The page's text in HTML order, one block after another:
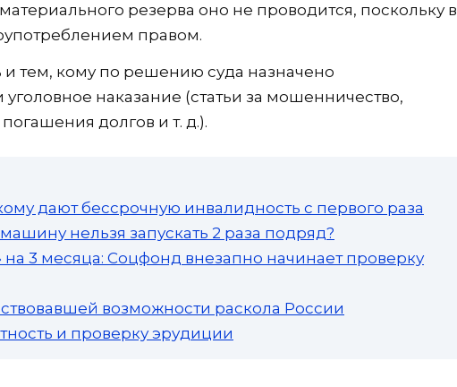
резерва оно не проводится, поскольку в
правом.
и тем, кому по решению суда назначено
наказание (статьи за мошенничество,
долгов и т. д.).
дают бессрочную инвалидность с первого раза
нельзя запускать 2 раза подряд?
на 3 месяца: Соцфонд внезапно начинает проверку
возможности раскола России
и проверку эрудиции